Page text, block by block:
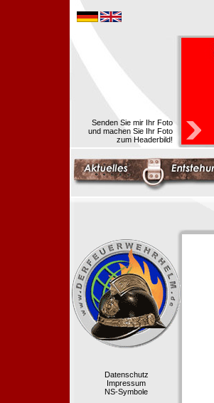
Senden Sie mir Ihr Foto
und machen Sie Ihr Foto
zum Headerbild!
Datenschutz
Impressum
NS-Symbole